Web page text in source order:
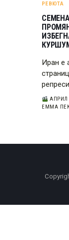
РЕВЮТА
Иран е
АПРИЛ
ЕММА